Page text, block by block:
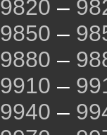
9820 –
9850 –
9880 –
9910 –
9940 –